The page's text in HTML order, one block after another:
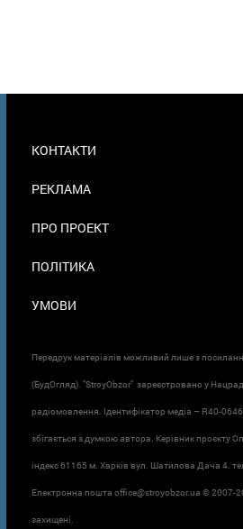
В
КОНТАКТИ
РЕКЛАМА
ПРО ПРОЕКТ
ПОЛІТИКА
УМОВИ
Передрук матеріалів можливий лише з
(БудОгляд). "StroyObzor" зареєстровано у
радіомовлення. Ідентифікатор медіа – R40-
збігається з думкою автора. Керівник проєкту
індекс 61165 м. Харків вул. Шатилова Дача 4.
Електронна пошта office@stroyobzor.ua © 2007-
захищені.